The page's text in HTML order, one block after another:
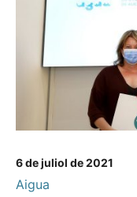
6 de juliol de 2021
Aigua